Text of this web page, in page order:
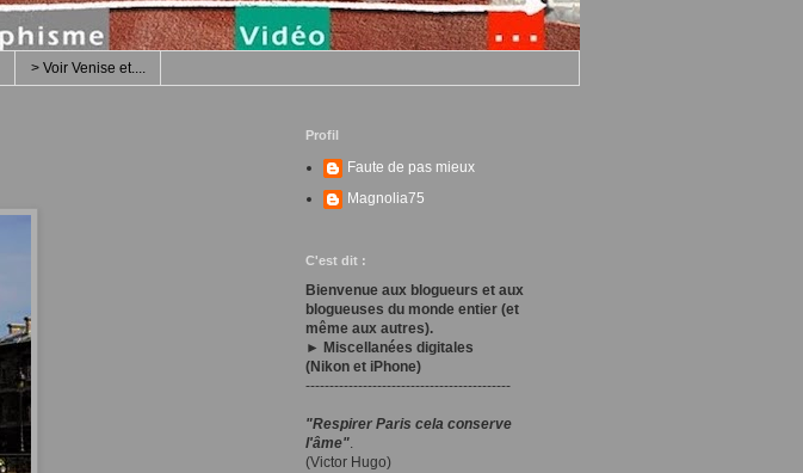
> Voir Venise et....
Profil
Faute de pas mieux
Magnolia75
C'est dit :
Bienvenue aux blogueurs et aux
blogueuses du monde entier (et
même aux autres).
► Miscellanées digitales
(Nikon et iPhone)
-------------------------------------------
"Respirer Paris cela conserve
l'âme".
(Victor Hugo)